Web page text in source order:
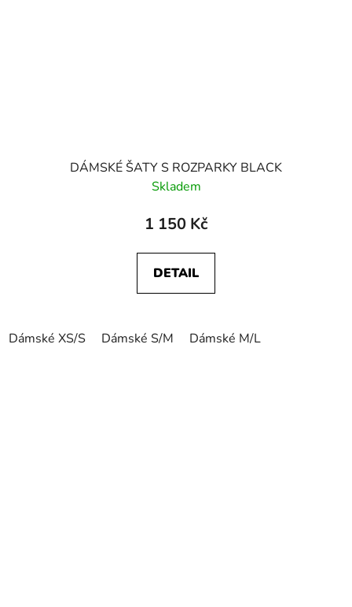
DÁMSKÉ ŠATY S ROZPARKY BLACK
Skladem
1 150 Kč
DETAIL
Dámské XS/S Dámské S/M Dámské M/L